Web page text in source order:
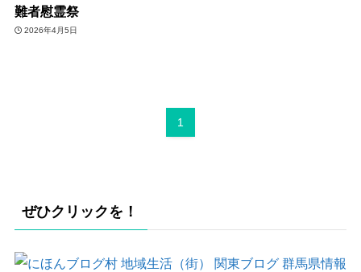
難者慰霊祭
2026年4月5日
1
ぜひクリックを！